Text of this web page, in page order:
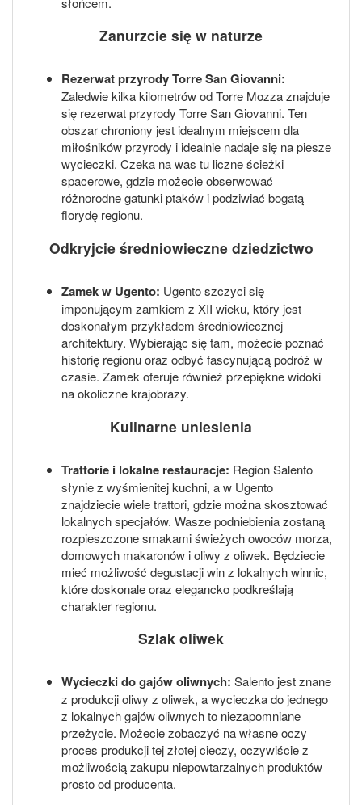
Zanurzcie się w naturze
Rezerwat przyrody Torre San Giovanni:
Zaledwie kilka kilometrów od Torre Mozza znajduje
się rezerwat przyrody Torre San Giovanni. Ten
obszar chroniony jest idealnym miejscem dla
miłośników przyrody i idealnie nadaje się na piesze
wycieczki. Czeka na was tu liczne ścieżki
spacerowe, gdzie możecie obserwować
różnorodne gatunki ptaków i podziwiać bogatą
florydę regionu.
Odkryjcie średniowieczne dziedzictwo
Zamek w Ugento: Ugento szczyci się
imponującym zamkiem z XII wieku, który jest
doskonałym przykładem średniowiecznej
architektury. Wybierając się tam, możecie poznać
historię regionu oraz odbyć fascynującą podróż w
czasie. Zamek oferuje również przepiękne widoki
na okoliczne krajobrazy.
Kulinarne uniesienia
Trattorie i lokalne restauracje: Region Salento
słynie z wyśmienitej kuchni, a w Ugento
znajdziecie wiele trattori, gdzie można skosztować
lokalnych specjałów. Wasze podniebienia zostaną
rozpieszczone smakami świeżych owoców morza,
domowych makaronów i oliwy z oliwek. Będziecie
mieć możliwość degustacji win z lokalnych winnic,
które doskonale oraz elegancko podkreślają
charakter regionu.
Szlak oliwek
Wycieczki do gajów oliwnych: Salento jest znane
z produkcji oliwy z oliwek, a wycieczka do jednego
z lokalnych gajów oliwnych to niezapomniane
przeżycie. Możecie zobaczyć na własne oczy
proces produkcji tej złotej cieczy, oczywiście z
możliwością zakupu niepowtarzalnych produktów
prosto od producenta.